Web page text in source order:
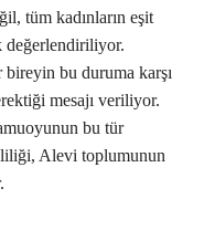
tüm kadınların eşit
değerlendiriliyor.
bu duruma karşı
mesajı veriliyor.
bu tür
Alevi toplumunun